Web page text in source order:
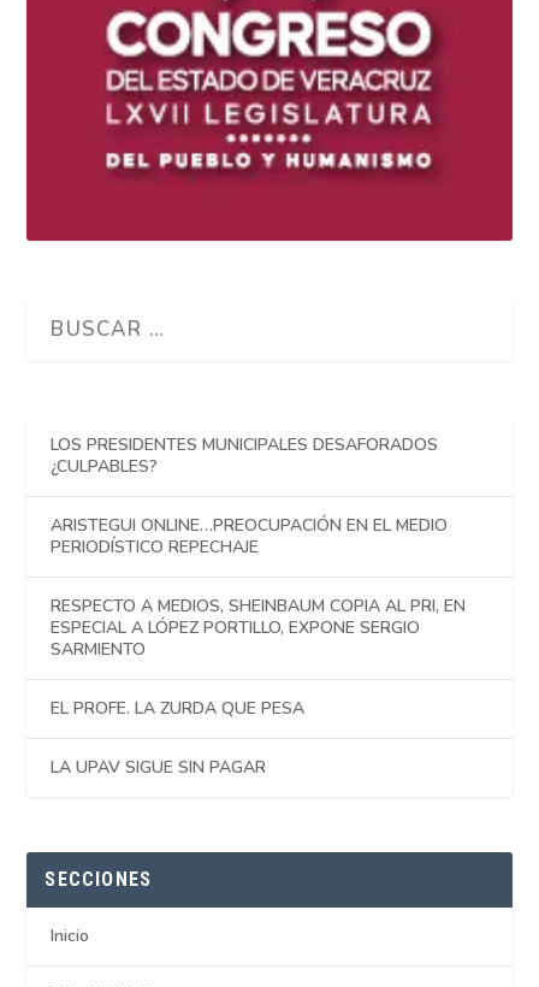
LOS PRESIDENTES MUNICIPALES DESAFORADOS
¿CULPABLES?
ARISTEGUI ONLINE…PREOCUPACIÓN EN EL MEDIO
PERIODÍSTICO REPECHAJE
RESPECTO A MEDIOS, SHEINBAUM COPIA AL PRI, EN
ESPECIAL A LÓPEZ PORTILLO, EXPONE SERGIO
SARMIENTO
EL PROFE. LA ZURDA QUE PESA
LA UPAV SIGUE SIN PAGAR
SECCIONES
Inicio